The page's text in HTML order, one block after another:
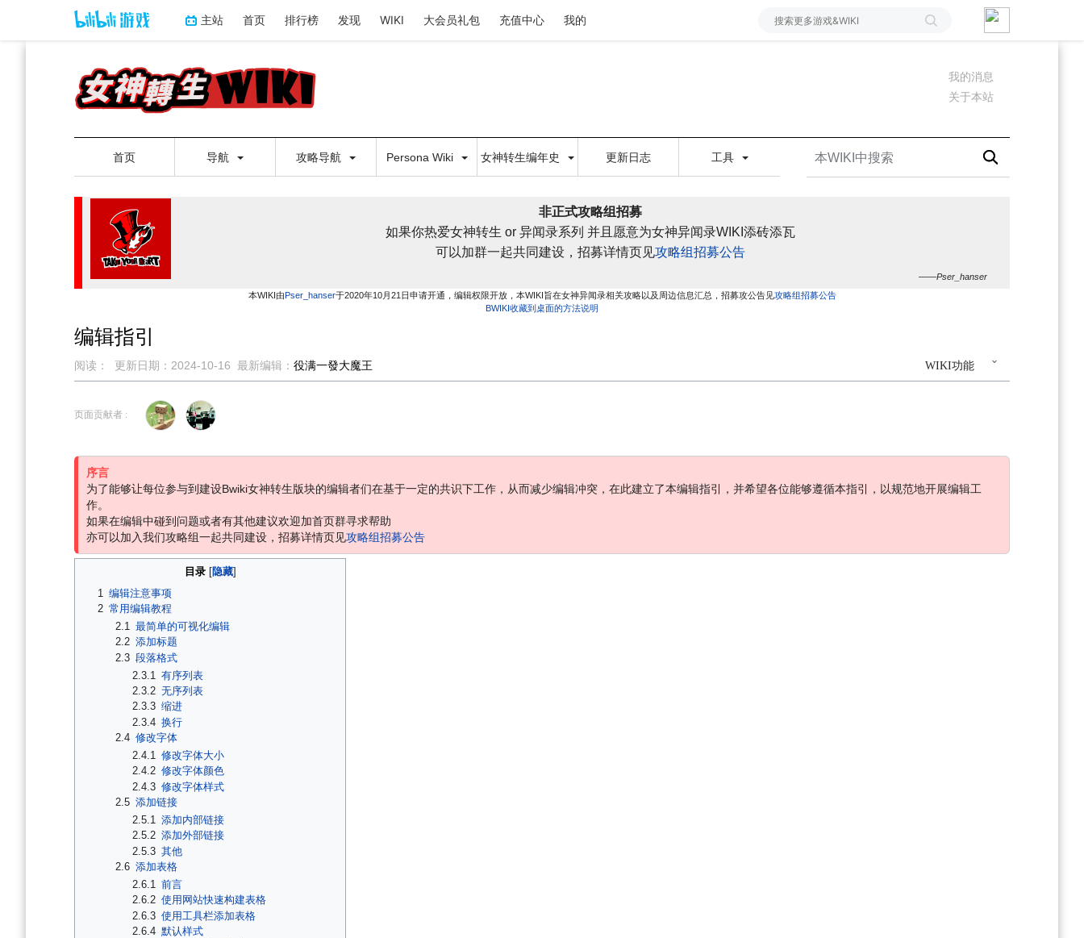
主站 首页 排行榜 发现 WIKI 大会员礼包 充值中心 我的
我的消息
关于本站
首页 导航 攻略导航 Persona Wiki 女神转生编年史 更新日志 工具
非正式攻略组招募
如果你热爱女神转生 or 异闻录系列 并且愿意为女神异闻录WIKI添砖添瓦
可以加群一起共同建设，招募详情页见攻略组招募公告
——Pser_hanser
本WIKI由Pser_hanser于2020年10月21日申请开通，编辑权限开放，本WIKI旨在女神异闻录相关攻略以及周边信息汇总，招募攻公告见攻略组招募公告
BWIKI收藏到桌面的方法说明
编辑指引
WIKI功能
阅读： 更新日期： 2024-10-16 最新编辑： 役满一發大魔王
到
到
页面贡献者 :
序言
为了能够让每位参与到建设Bwiki女神转生版块的编辑者们在基于一定的共识下工作，从而减少编辑冲突，在此建立了本编辑指引，并希望各位能够遵循本指引，以规范地开展编辑工
作。
如果在编辑中碰到问题或者有其他建议欢迎加首页群寻求帮助
亦可以加入我们攻略组一起共同建设，招募详情页见攻略组招募公告
目录
1
编辑注意事项
2 常用编辑教程
2.1
最简单的可视化编辑
2.2 添加标题
2.3 段落格式
2.3.1 有序列表
2.3.2 无序列表
2.3.3 缩进
2.3.4 换行
2.4 修改字体
2.4.1
修改字体大小
2.4.2 修改字体颜色
2.4.3 修改字体样式
2.5 添加链接
2.5.1
添加内部链接
2.5.2 添加外部链接
2.5.3 其他
2.6 添加表格
2.6.1
前言
2.6.2 使用网站快速构建表格
2.6.3 使用工具栏添加表格
2.6.4 默认样式